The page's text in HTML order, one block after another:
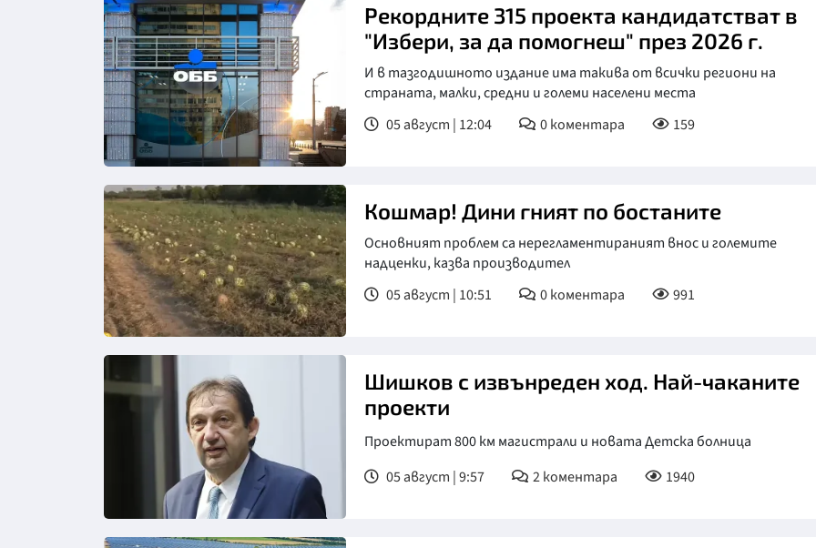
Рекордните 315 проекта кандидатстват в
"Избери, за да помогнеш" през 2026 г.
И в тазгодишното издание има такива от всички региони на
страната, малки, средни и големи населени места
05 август | 12:04
0коментара 159
Кошмар! Дини гният по бостаните
Основният проблем са нерегламентираният внос и големите
надценки, казва производител
05 август | 10:51
0коментара 991
Снимка: БГНЕС
Шишков с извънреден ход. Най-чаканите
проекти
Проектират 800 км магистрали и новата Детска болница
05 август | 9:57
2коментара 1940